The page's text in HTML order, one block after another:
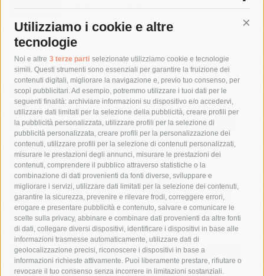
Utilizziamo i cookie e altre
tecnologie
Noi e altre 3 terze parti selezionate utilizziamo cookie e tecnologie
simili. Questi strumenti sono essenziali per garantire la fruizione dei
contenuti digitali, migliorare la navigazione e, previo tuo consenso, per
scopi pubblicitari. Ad esempio, potremmo utilizzare i tuoi dati per le
seguenti finalità: archiviare informazioni su dispositivo e/o accedervi,
utilizzare dati limitati per la selezione della pubblicità, creare profili per
la pubblicità personalizzata, utilizzare profili per la selezione di
pubblicità personalizzata, creare profili per la personalizzazione dei
contenuti, utilizzare profili per la selezione di contenuti personalizzati,
misurare le prestazioni degli annunci, misurare le prestazioni dei
contenuti, comprendere il pubblico attraverso statistiche o la
combinazione di dati provenienti da fonti diverse, sviluppare e
migliorare i servizi, utilizzare dati limitati per la selezione dei contenuti,
garantire la sicurezza, prevenire e rilevare frodi, correggere errori,
erogare e presentare pubblicità e contenuto, salvare e comunicare le
scelte sulla privacy, abbinare e combinare dati provenienti da altre fonti
di dati, collegare diversi dispositivi, identificare i dispositivi in base alle
informazioni trasmesse automaticamente, utilizzare dati di
geolocalizzazione precisi, riconoscere i dispositivi in base a
informazioni richieste attivamente. Puoi liberamente prestare, rifiutare o
revocare il tuo consenso senza incorrere in limitazioni sostanziali.
Tag
acqua allerta meteo
anas
area marina protetta di punta campanella
arresto
Asl Napoli 3 sud
capitaneria di porto capri
carabinieri
castellammare di stabia
circumvesuviana
comune di sorrento
concerto
contagi
costiera amalfitana
covid-19 eav
elezioni
fondazione sorrento
gori guardia costiera
incidente
lavori
lorenzo balducelli mare
massa lubrense
massimo coppola
Meta napoli
ordinanza
penisola sorrentina
piano di sorrento
polizia municipale
protezione civile
Regione Campania
sant'agnello